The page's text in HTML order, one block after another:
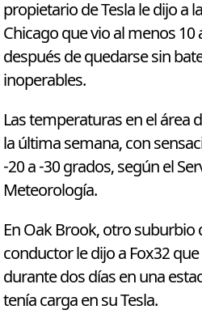
propietario de Tesla le dijo a
Chicago que vio al menos
después de quedarse sin
inoperables.
Las temperaturas en el área
la última semana, con
-20 a -30 grados, según el
Meteorología.
En Oak Brook, otro suburbio
conductor le dijo a Fox32
durante dos días en una
tenía carga en su Tesla.